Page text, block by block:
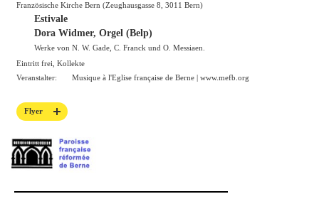
Französische Kirche Bern (Zeughausgasse 8, 3011 Bern)
Estivale
Dora Widmer, Orgel (Belp)
Werke von N. W. Gade, C. Franck und O. Messiaen.
Eintritt frei, Kollekte
Veranstalter:
Musique à l'Eglise française de Berne | www.mefb.org
Flyer